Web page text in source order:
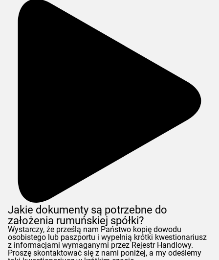
Jakie dokumenty są potrzebne do
założenia rumuńskiej spółki?
Wystarczy, że prześlą nam Państwo kopię dowodu
osobistego lub paszportu i wypełnią krótki kwestionariusz
z informacjami wymaganymi przez Rejestr Handlowy.
Proszę skontaktować się z nami poniżej, a my odeślemy